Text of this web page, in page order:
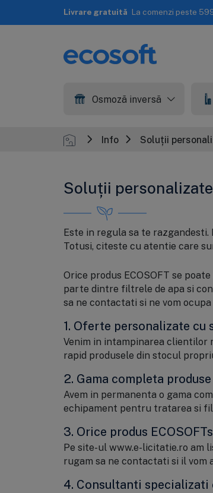
Livrare gratuită La comenzi peste
Osmoză inversă
Info Soluții
Soluții
Este in regula sa te
Totusi, citeste cu atentie care
Orice produs ECOSOFT se
parte dintre filtrele de apa si
sa ne contactati si ne vom
1. Oferte personalizate
Venim in intampinarea
rapid produsele din stocul
2. Gama completa
Avem in permanenta o gama
echipament pentru tratarea si
3. Orice produs
Pe site-ul www.e-licitatie.ro am
rugam sa ne contactati si il vom
4. Consultanti specializati